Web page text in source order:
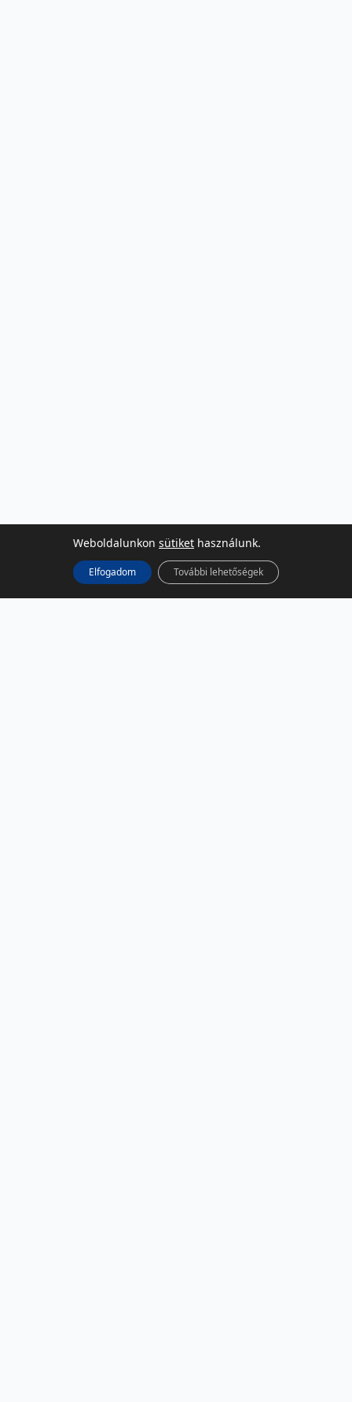
Weboldalunkon sütiket használunk.
Elfogadom További lehetőségek